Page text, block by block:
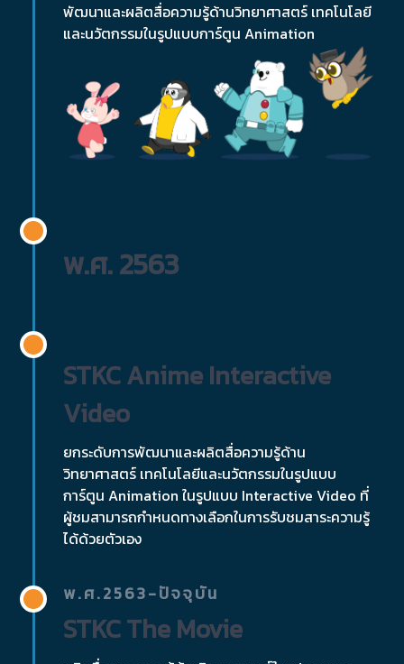
พัฒนาและผลิตสื่อความรู้ด้านวิทยาศาสตร์ เทคโนโลยี
และนวัตกรรมในรูปแบบการ์ตูน Animation
พ.ศ. 2563
STKC Anime Interactive
Video
ยกระดับการพัฒนาและผลิตสื่อความรู้ด้าน
วิทยาศาสตร์ เทคโนโลยีและนวัตกรรมในรูปแบบ
การ์ตูน Animation ในรูปแบบ Interactive Video ที่
ผู้ชมสามารถกำหนดทางเลือกในการรับชมสาระความรู้
ได้ด้วยตัวเอง
พ.ศ.2563-ปัจจุบัน
STKC The Movie